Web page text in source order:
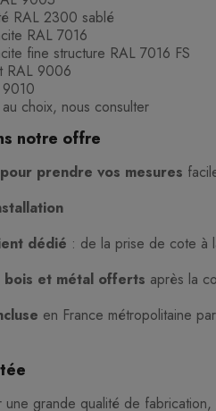
RAL 2300 sablé
RAL 7016
fine structure RAL 7016 FS
RAL 9006
9010
choix, nous consulter
notre offre
prendre vos mesures
dédié : de la prise de cote à
bois et métal offerts après la
en France métropolitaine
grande qualité de fabrication,